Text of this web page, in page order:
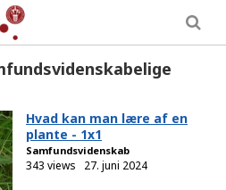
Hvad kan man lære af en
plante - 1x1
Samfundsvidenskab
343 views 27. juni 2024